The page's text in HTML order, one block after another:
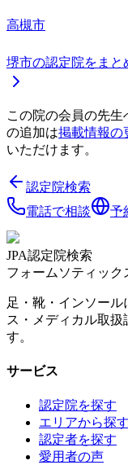
高槻市
堺市の認定院をまと
この院の会員の先
の追加は掲載情報の
いただけます。
認定院検索
電話で相談
予
JPA認定院検索
フォームソティッ
足・靴・インソー
ス・メディカル取
す。
サービス
認定院を探す
エリアから探す
認定者を探す
愛用者の声